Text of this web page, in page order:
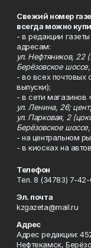
Свежий номер
всегда можно
- в редакции
адресам:
ул. Нефтяников, 22
Берёзовское
- во всех почтовых
выпуски);
- в сети магазинов
ул. Ленина, 26;
ул. Парковая, 2
Берёзовское
- на центральном
- в киосках на
Телефон
Тел. 8 (34783) 7-42-
Эл. почта
kzgazeta@mail.ru
Адрес
Адрес редакции:
Нефтекамск,